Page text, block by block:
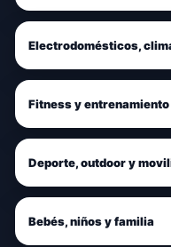
Electrodomésticos,
Fitness y entrenamiento
Deporte, outdoor y
Bebés, niños y familia